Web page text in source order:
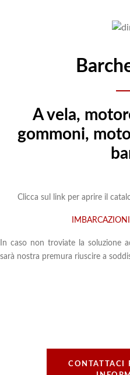
A vela,
gommoni,
Clicca sul link per aprire il
In caso non troviate la soluzione
sarà nostra premura riuscire a
CONTATTACI